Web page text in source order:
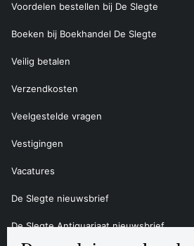
Voordelen bestellen bij De Slegte
Boeken bij Boekhandel De Slegte
Veilig betalen
Verzendkosten
Veelgestelde vragen
Vestigingen
Vacatures
De Slegte nieuwsbrief
De Slegte Antiquariaat nieuwsbrief